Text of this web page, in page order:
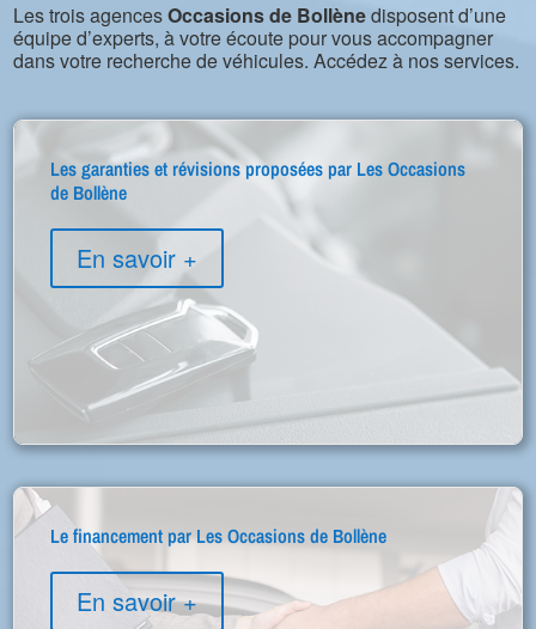
Les trois agencesOccasions de Bollènedisposent d’une
équipe d’experts, à votre écoute pour vous accompagner
dans votre recherche de véhicules. Accédez à nos services.
Les garanties et révisions proposées par Les Occasions
de Bollène
En savoir +
Le financement par Les Occasions de Bollène
En savoir +